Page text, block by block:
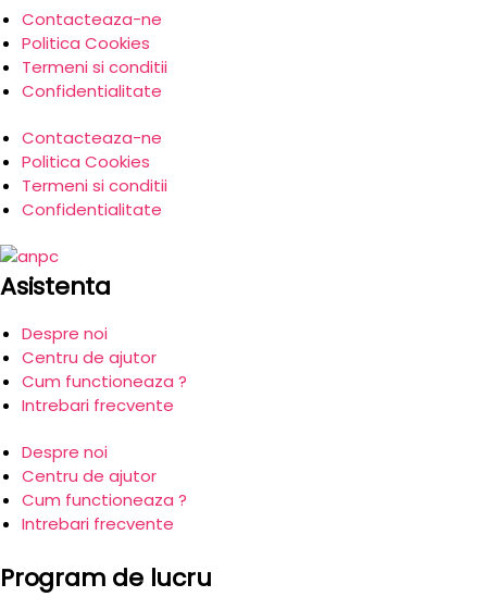
Contacteaza-ne
Politica Cookies
Termeni si conditii
Confidentialitate
Contacteaza-ne
Politica Cookies
Termeni si conditii
Confidentialitate
Asistenta
Despre noi
Centru de ajutor
Cum functioneaza ?
Intrebari frecvente
Despre noi
Centru de ajutor
Cum functioneaza ?
Intrebari frecvente
Program de lucru